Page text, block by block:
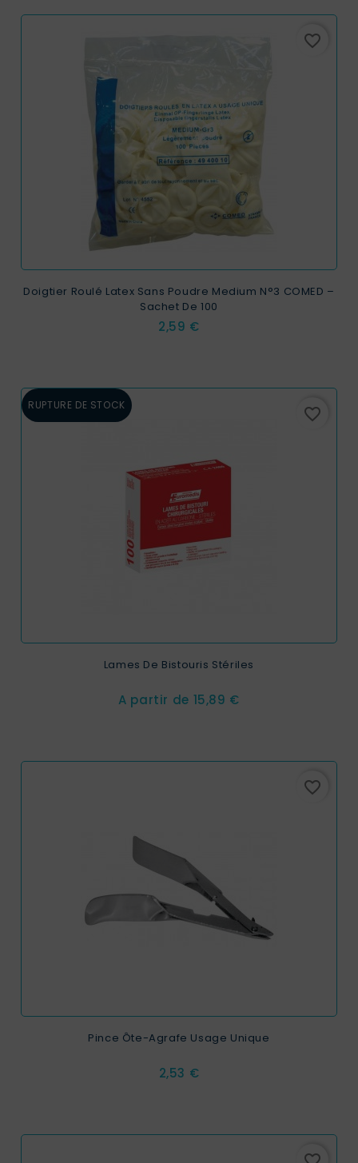
favorite_border
Doigtier Roulé Latex Sans Poudre Medium N°3 COMED –
Sachet De 100
Prix
2,59 €
RUPTURE DE STOCK favorite_border
Lames De Bistouris Stériles
A partir de Prix
15,89 €
favorite_border
Pince Ôte-Agrafe Usage Unique
Prix
2,53 €